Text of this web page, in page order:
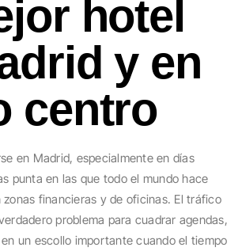
hotel
y en
centro
en Madrid, especialmente en días
punta en las que todo el mundo hace
financieras y de oficinas. El tráfico
problema para cuadrar agendas,
un escollo importante cuando el tiempo